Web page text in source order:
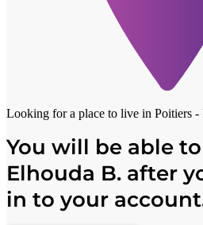
Looking for a place to live in Poitiers -
You will be able
Elhouda B. after
in to your